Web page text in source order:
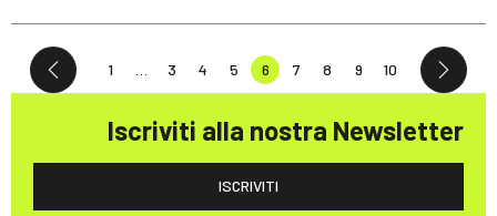
1 … 3 4 5 6 7 8 9 10
Iscriviti alla nostra Newsletter
ISCRIVITI